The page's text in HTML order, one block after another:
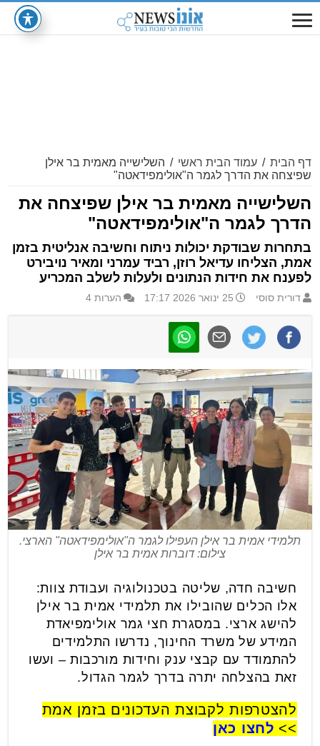
דף הבית / עמוד הבית ראשי / השלישייה מאמית בר אילן
שפיצחה את הדרך לגמר ה"אולימפידאטה"
השלישייה מאמית בר אילן שפיצחה את
הדרך לגמר ה"אולימפידאטה"
בתחרות שבודקת יכולות ניתוח וחשיבה אנליטית בזמן
אמת, הצליחו עדיאל רוזן, רביד עמרני ומאיר נויבירט
לפענח את חידות הנתונים ולעלות לשלב המכריע
דורית סוסי 25 ינואר 2026 17:17 הערות 4
תלמידי אמית בר אילן העפילו לגמר ה"אולימפידאטה" הארצי.
צילום: דוברות אמית בר אילן
חשיבה חדה, שליטה בטכנולוגיה ועבודת צוות:
אלו הכלים שהובילו את תלמידי אמית בר אילן
להישג ארצי. במסגרת חצי גמר אולימפיאדת
המידע של משרד החינוך, נדרשו התלמידים
להתמודד עם קבצי ענק וחידות מורכבות – ועשו
זאת בהצלחה יתרה בדרך לגמר הגדול.
להצטרפות לקבוצת העדכונים בזמן אמת
>> לחצו כאן